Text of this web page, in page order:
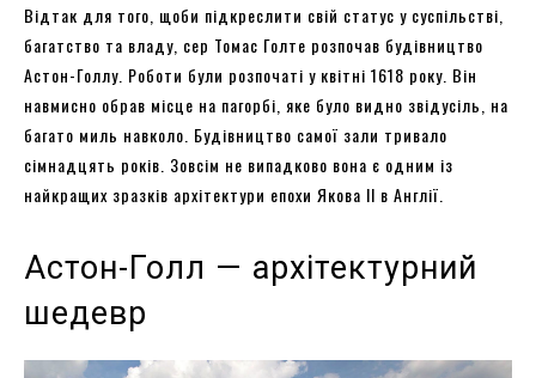
Відтак для того, щоби підкреслити свій статус у суспільстві,
багатство та владу, сер Томас Голте розпочав будівництво
Астон-Голлу. Роботи були розпочаті у квітні 1618 року. Він
навмисно обрав місце на пагорбі, яке було видно звідусіль, на
багато миль навколо. Будівництво самої зали тривало
сімнадцять років. Зовсім не випадково вона є одним із
найкращих зразків архітектури епохи Якова II в Англії.
Астон-Голл — архітектурний
шедевр